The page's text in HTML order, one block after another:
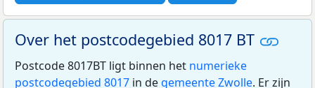
Over het postcodegebied 8017 BT
Postcode 8017BT ligt binnen het numerieke
postcodegebied 8017 in de gemeente Zwolle. Er zijn